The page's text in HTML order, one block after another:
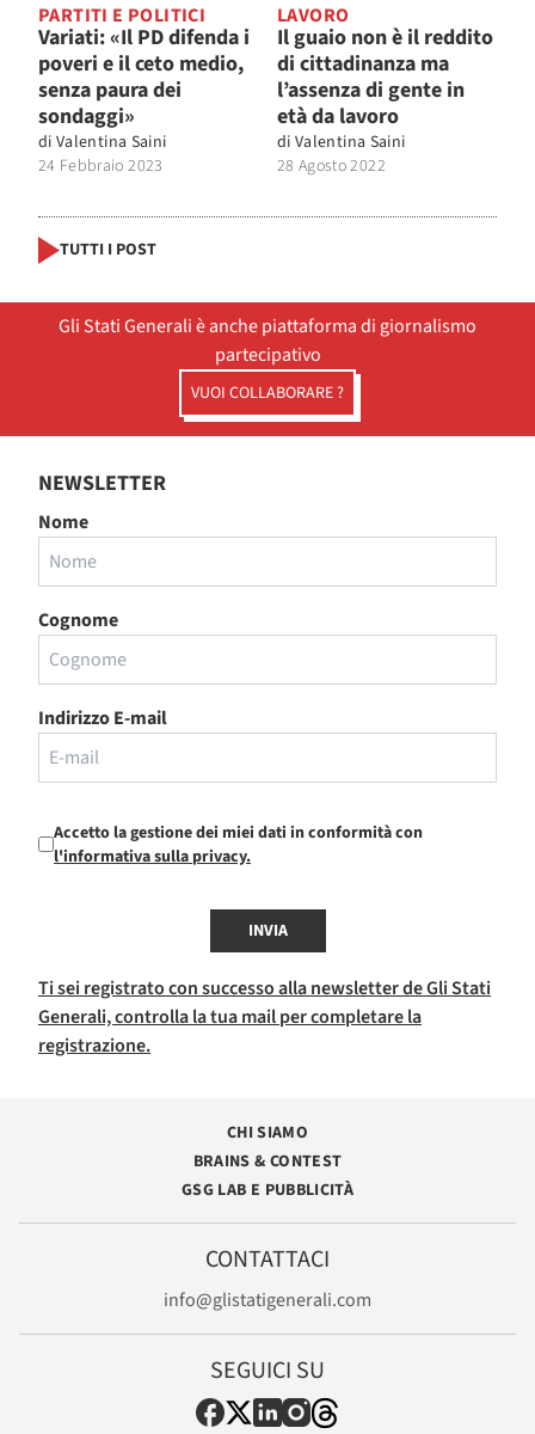
PARTITI E POLITICI
Variati: «Il PD difenda i
poveri e il ceto medio,
senza paura dei
sondaggi»
di Valentina Saini
24 Febbraio 2023
LAVORO
Il guaio non è il reddito
di cittadinanza ma
l’assenza di gente in
età da lavoro
di Valentina Saini
28 Agosto 2022
TUTTI I POST
Gli Stati Generali è anche piattaforma di giornalismo
partecipativo
VUOI COLLABORARE ?
NEWSLETTER
Nome
Cognome
Indirizzo E-mail
Accetto la gestione dei miei dati in conformità con
l'informativa sulla privacy.
INVIA
Ti sei registrato con successo alla newsletter de Gli Stati
Generali, controlla la tua mail per completare la
registrazione.
CHI SIAMO
BRAINS & CONTEST
GSG LAB E PUBBLICITÀ
CONTATTACI
info@glistatigenerali.com
SEGUICI SU